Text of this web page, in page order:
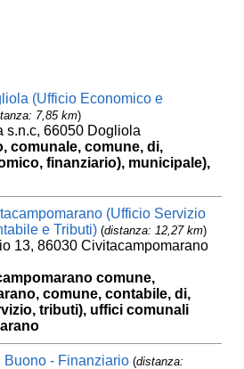
(Ufficio Economico e
7,85 km)
s.n.c, 66050 Dogliola
comunale, comune, di,
finanziario), municipale),
(Ufficio Servizio
e Tributi) (distanza: 12,27 km)
13, 86030 Civitacampomarano
comune,
comune, contabile, di,
tributi), uffici comunali
Buono - Finanziario (distanza: